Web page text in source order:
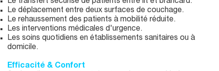
Le déplacement entre deux surfaces de couchage.
Le rehaussement des patients à mobilité réduite.
Les interventions médicales d'urgence.
Les soins quotidiens en établissements sanitaires ou à
domicile.
Efficacité & Confort